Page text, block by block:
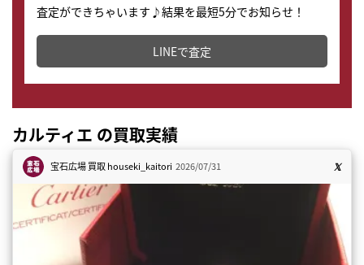
査定ができちゃいます♪結果を最短5分でお知らせ！
どこからでもすぐに査定金額を知ることが出来ます。
LINEで査定
カルティエ の買取実績
宝石広場 買取houseki_kaitori 2026/07/31